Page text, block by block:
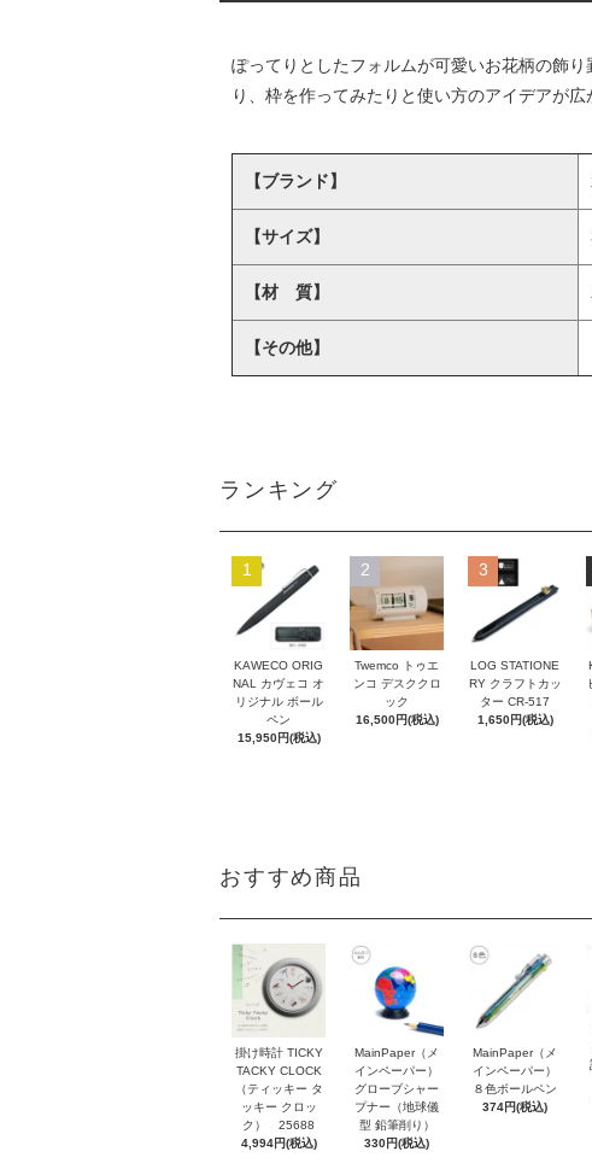
ぽってりとしたフォルムが可愛いお花柄の飾
り、枠を作ってみたりと使い方のアイデアが広
【ブランド】
【サイズ】
【材 質】
【その他】
ランキング
1
KAWECO ORIG
NAL カヴェコ オ
リジナル ボール
ペン
15,950円(税込)
2
Twemco トゥエ
ンコ デスククロ
ック
16,500円(税込)
3
LOG STATIONE
RY クラフトカッ
ター CR-517
1,650円(税込)
おすすめ商品
掛け時計 TICKY
TACKY CLOCK
（ティッキー タ
ッキー クロッ
ク） 25688
4,994円(税込)
MainPaper（メ
インペーパー）
グローブシャー
プナー（地球儀
型 鉛筆削り）
330円(税込)
MainPaper（メ
インペーパー）
８色ボールペン
374円(税込)